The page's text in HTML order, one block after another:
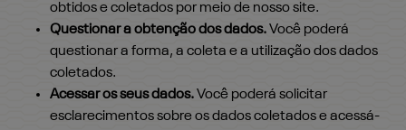
obtidos e coletados por meio de nosso site.
Questionar a obtenção dos dados.Você poderá
questionar a forma, a coleta e a utilização dos dados
coletados.
Acessar os seus dados.Você poderá solicitar
esclarecimentos sobre os dados coletados e acessá-